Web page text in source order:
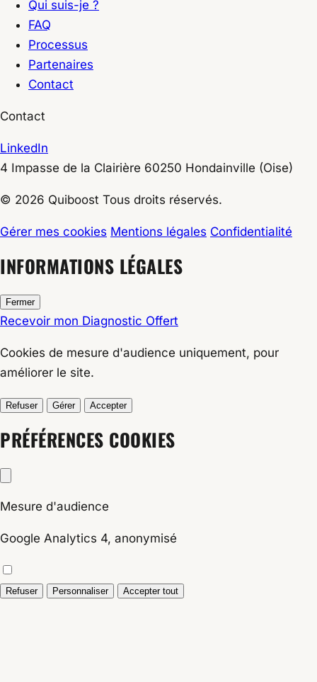
Qui suis-je ?
FAQ
Processus
Partenaires
Contact
Contact
LinkedIn
4 Impasse de la Clairière 60250 Hondainville (Oise)
© 2026 Quiboost Tous droits réservés.
Gérer mes cookies Mentions légales Confidentialité
INFORMATIONS LÉGALES
Fermer
Recevoir mon Diagnostic Offert
Cookies de mesure d'audience uniquement, pour
améliorer le site.
Refuser Gérer Accepter
PRÉFÉRENCES COOKIES
Mesure d'audience
Google Analytics 4, anonymisé
Refuser Personnaliser Accepter tout